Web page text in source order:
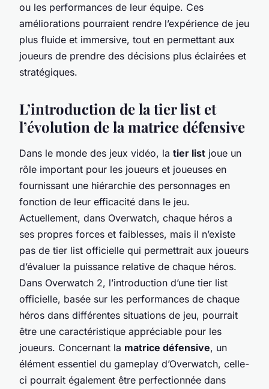
ou les performances de leur équipe. Ces
améliorations pourraient rendre l’expérience de jeu
plus fluide et immersive, tout en permettant aux
joueurs de prendre des décisions plus éclairées et
stratégiques.
L’introduction de la tier list et
l’évolution de la matrice défensive
Dans le monde des jeux vidéo, la tier list joue un
rôle important pour les joueurs et joueuses en
fournissant une hiérarchie des personnages en
fonction de leur efficacité dans le jeu.
Actuellement, dans Overwatch, chaque héros a
ses propres forces et faiblesses, mais il n’existe
pas de tier list officielle qui permettrait aux joueurs
d’évaluer la puissance relative de chaque héros.
Dans Overwatch 2, l’introduction d’une tier list
officielle, basée sur les performances de chaque
héros dans différentes situations de jeu, pourrait
être une caractéristique appréciable pour les
joueurs. Concernant la matrice défensive, un
élément essentiel du gameplay d’Overwatch, celle-
ci pourrait également être perfectionnée dans